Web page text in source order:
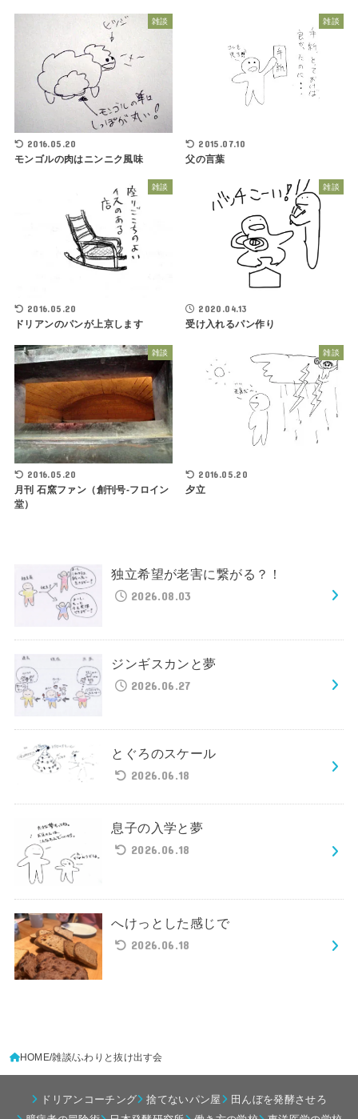
雑談
2016.05.20
モンゴルの肉はニンニク風味
雑談
2015.07.10
父の言葉
雑談
2016.05.20
ドリアンのパンが上京します
雑談
2020.04.13
受け入れるパン作り
雑談
2016.05.20
月刊 石窯ファン（創刊号-フロイン
堂）
雑談
2016.05.20
夕立
独立希望が老害に繋がる？！
2026.08.03
ジンギスカンと夢
2026.06.27
とぐろのスケール
2026.06.18
息子の入学と夢
2026.06.18
へけっとした感じで
2026.06.18
HOME 雑談 ふわりと抜け出す会
ドリアンコーチング 捨てないパン屋
田んぼを発酵させろ